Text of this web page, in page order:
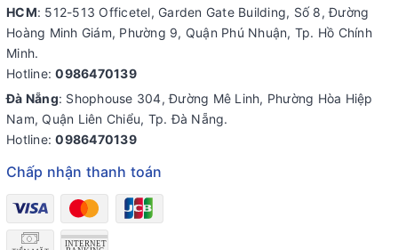
HCM: 512-513 Officetel, Garden Gate Building, Số 8, Đường
Hoàng Minh Giám, Phường 9, Quận Phú Nhuận, Tp. Hồ Chính
Minh.
Hotline:0986470139
Đà Nẵng: Shophouse 304, Đường Mê Linh, Phường Hòa Hiệp
Nam, Quận Liên Chiểu, Tp. Đà Nẵng.
Hotline:0986470139
Chấp nhận thanh toán